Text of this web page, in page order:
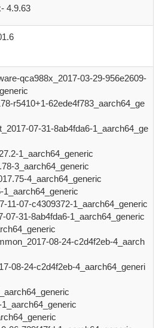
4.9.63
qca988x_2017-03-29-956e2609-
r5410+1-62ede4f783_aarch64_ge
07-31-8ab4fda6-1_aarch64_ge
1_aarch64_generic
3_aarch64_generic
4_aarch64_generic
1_aarch64_generic
11-07-c4309372-1_aarch64_generic
07-31-8ab4fda6-1_aarch64_generic
08-24-c2d4f2eb-4_aarch
08-24-c2d4f2eb-4_aarch64_generi